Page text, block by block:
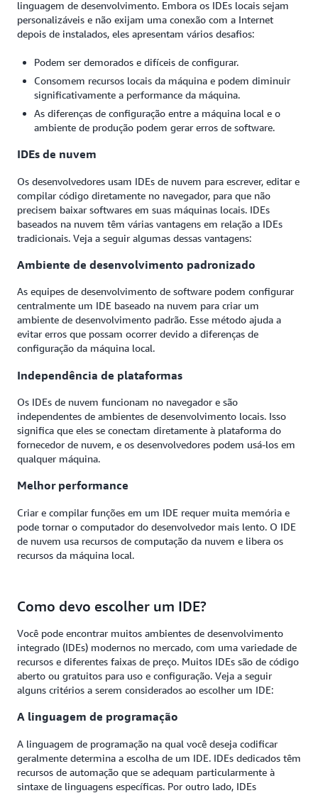
linguagem de desenvolvimento. Embora os IDEs locais sejam
personalizáveis e não exijam uma conexão com a Internet
depois de instalados, eles apresentam vários desafios:
Podem ser demorados e difíceis de configurar.
Consomem recursos locais da máquina e podem diminuir
significativamente a performance da máquina.
As diferenças de configuração entre a máquina local e o
ambiente de produção podem gerar erros de software.
IDEs de nuvem
Os desenvolvedores usam IDEs de nuvem para escrever, editar e
compilar código diretamente no navegador, para que não
precisem baixar softwares em suas máquinas locais. IDEs
baseados na nuvem têm várias vantagens em relação a IDEs
tradicionais. Veja a seguir algumas dessas vantagens:
Ambiente de desenvolvimento padronizado
As equipes de desenvolvimento de software podem configurar
centralmente um IDE baseado na nuvem para criar um
ambiente de desenvolvimento padrão. Esse método ajuda a
evitar erros que possam ocorrer devido a diferenças de
configuração da máquina local.
Independência de plataformas
Os IDEs de nuvem funcionam no navegador e são
independentes de ambientes de desenvolvimento locais. Isso
significa que eles se conectam diretamente à plataforma do
fornecedor de nuvem, e os desenvolvedores podem usá-los em
qualquer máquina.
Melhor performance
Criar e compilar funções em um IDE requer muita memória e
pode tornar o computador do desenvolvedor mais lento. O IDE
de nuvem usa recursos de computação da nuvem e libera os
recursos da máquina local.
Como devo escolher um IDE?
Você pode encontrar muitos ambientes de desenvolvimento
integrado (IDEs) modernos no mercado, com uma variedade de
recursos e diferentes faixas de preço. Muitos IDEs são de código
aberto ou gratuitos para uso e configuração. Veja a seguir
alguns critérios a serem considerados ao escolher um IDE:
A linguagem de programação
A linguagem de programação na qual você deseja codificar
geralmente determina a escolha de um IDE. IDEs dedicados têm
recursos de automação que se adequam particularmente à
sintaxe de linguagens específicas. Por outro lado, IDEs